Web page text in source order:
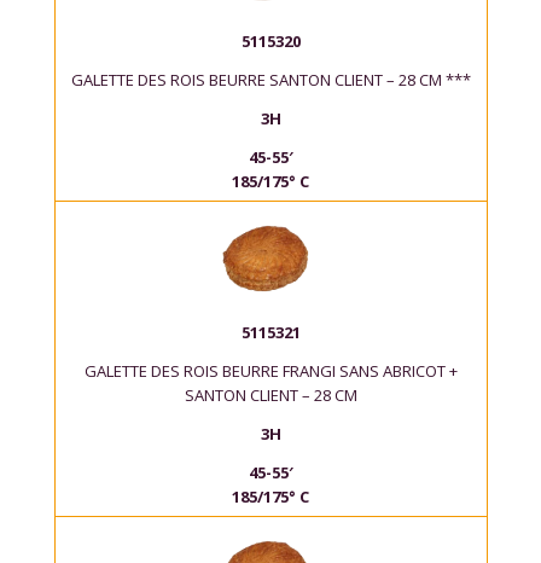
5115320
GALETTE DES ROIS BEURRE SANTON CLIENT – 28 CM ***
3H
45-55′
185/175° C
5115321
GALETTE DES ROIS BEURRE FRANGI SANS ABRICOT +
SANTON CLIENT – 28 CM
3H
45-55′
185/175° C